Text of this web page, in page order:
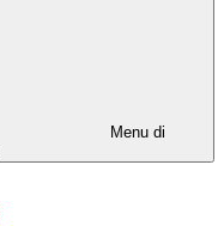
Menu di